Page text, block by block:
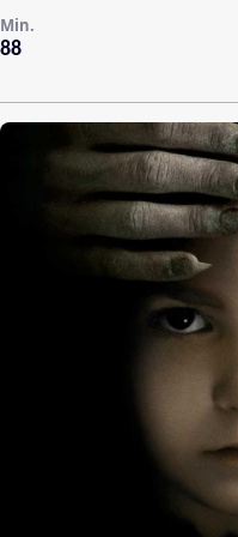
88
Min.